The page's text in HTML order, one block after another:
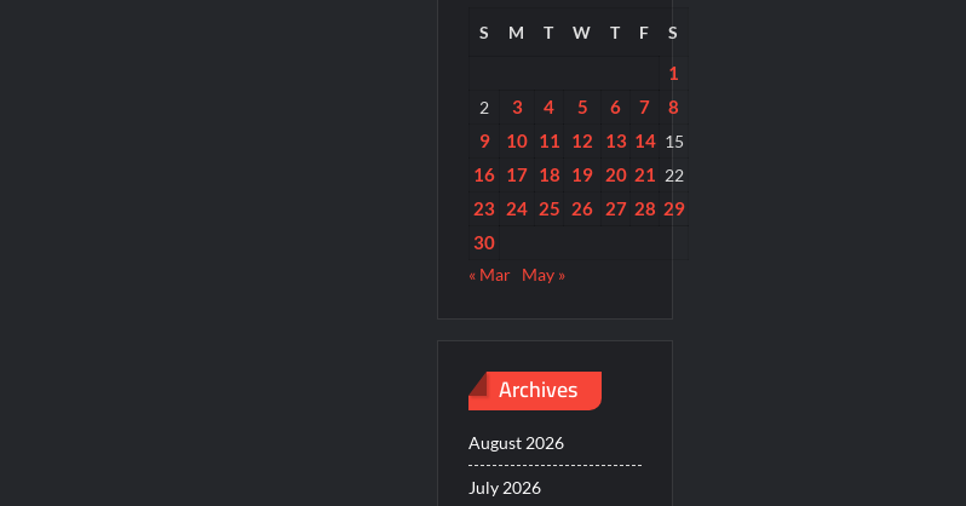
S M T W T F S
1
2 3 4 5 6 7
8
9
10 11 12 13 14 15
16 17 18 19 20 21 22
23 24 25 26 27 28 29
30
« Mar May »
Archives
August 2026
July 2026